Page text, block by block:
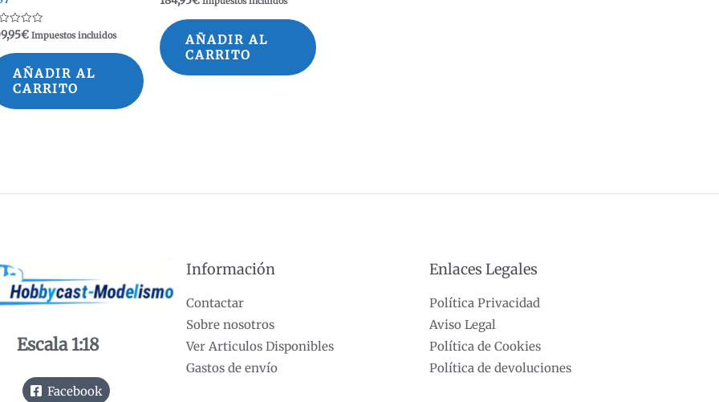
€ Impuestos incluidos
AÑADIR AL
CARRITO
de
5
AÑADIR AL
CARRITO
Escala 1:18
Facebook
Información
Contactar
Sobre nosotros
Ver Articulos Disponibles
Gastos de envío
Enlaces Legales
Política Privacidad
Aviso Legal
Política de Cookies
Política de devoluciones